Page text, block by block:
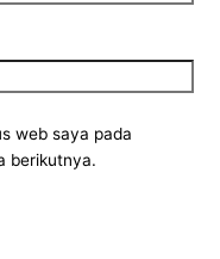
web saya pada
berikutnya.